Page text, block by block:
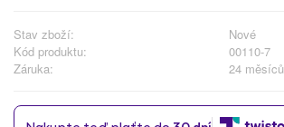
Stav zboží:
Nové
Kód produktu:
00110-7
Záruka:
24 měsíců